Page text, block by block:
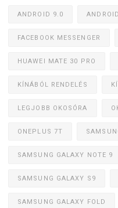
ANDROID 9.0
FACEBOOK MESSENGER
HUAWEI MATE 30 PRO
KÍNÁBÓL RENDELÉS
LEGJOBB OKOSÓRA
ONEPLUS 7T
SAMSUNG GALAXY NOTE 9
SAMSUNG GALAXY S9
SAMSUNG GALAXY FOLD